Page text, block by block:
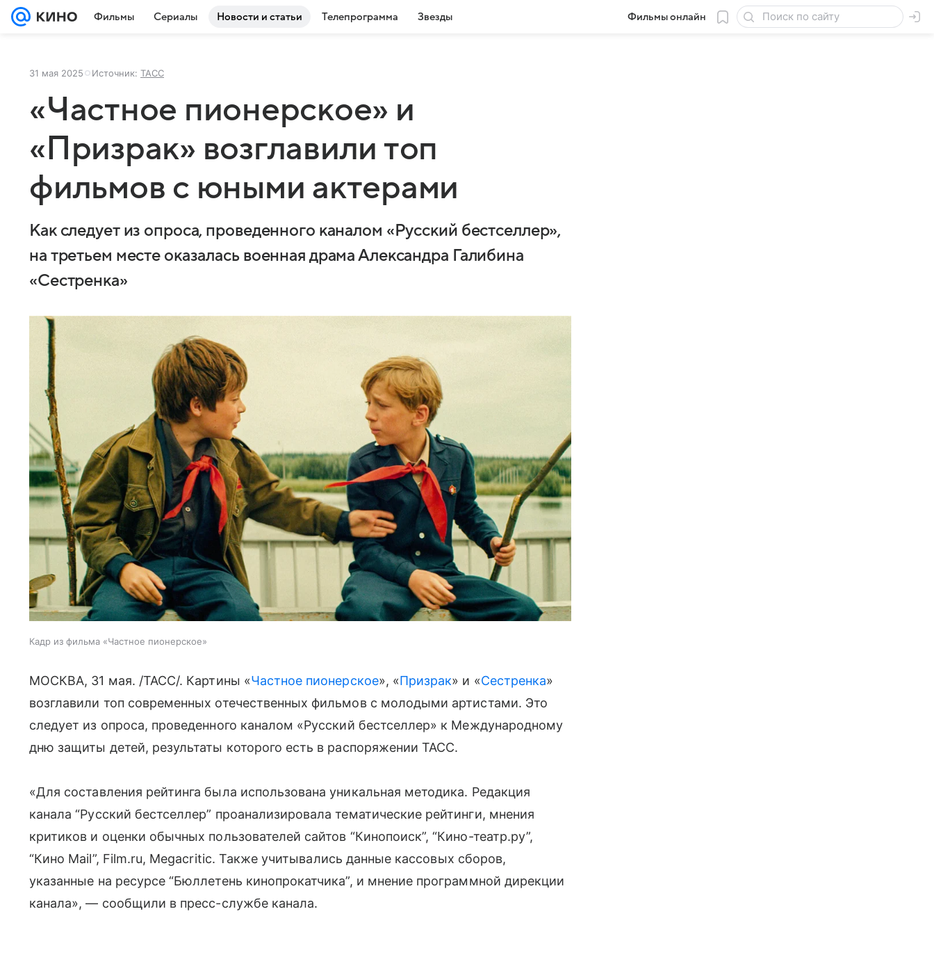
Фильмы Сериалы Новости и статьи Телепрограмма Звезды Фильмы онлайн
31 мая 2025 Источник: ТАСС
«Частное пионерское» и
«Призрак» возглавили топ
фильмов с юными актерами
Как следует из опроса, проведенного каналом «Русский бестселлер»,
на третьем месте оказалась военная драма Александра Галибина
«Сестренка»
Кадр из фильма «Частное пионерское»
МОСКВА, 31 мая. /ТАСС/. Картины «Частное пионерское», «Призрак» и «Сестренка»
возглавили топ современных отечественных фильмов с молодыми артистами. Это
следует из опроса, проведенного каналом «Русский бестселлер» к Международному
дню защиты детей, результаты которого есть в распоряжении ТАСС.
«Для составления рейтинга была использована уникальная методика. Редакция
канала “Русский бестселлер” проанализировала тематические рейтинги, мнения
критиков и оценки обычных пользователей сайтов “Кинопоиск”, “Кино-театр.ру”,
“Кино Mail”, Film.ru, Megacritic. Также учитывались данные кассовых сборов,
указанные на ресурсе “Бюллетень кинопрокатчика”, и мнение программной дирекции
канала», — сообщили в пресс-службе канала.